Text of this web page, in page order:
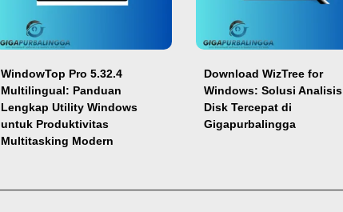
WindowTop Pro 5.32.4
Multilingual: Panduan
Lengkap Utility Windows
untuk Produktivitas
Multitasking Modern
Download WizTree for
Windows: Solusi Analisis
Disk Tercepat di
Gigapurbalingga